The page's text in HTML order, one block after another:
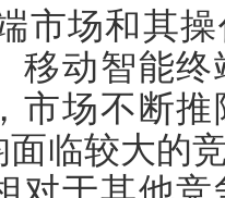
市场和其
移动智能
市场不断
临较大的